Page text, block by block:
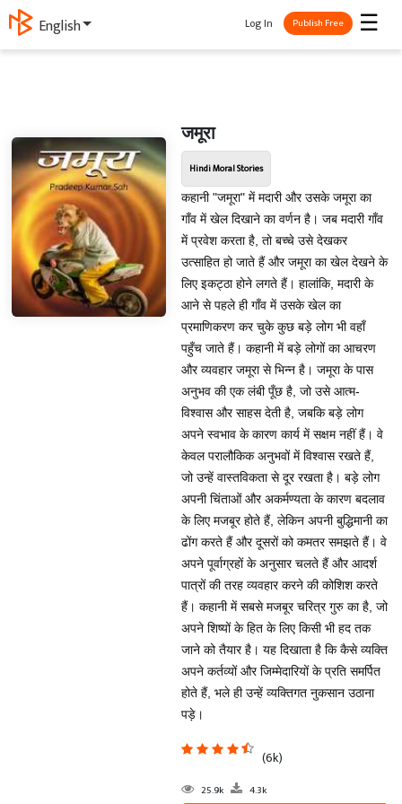
ગુજરાતી ☰
Log In Publish Free
जमूरा
Hindi Moral Stories
कहानी "जमूरा" में मदारी और उसके जमूरा का
गाँव में खेल दिखाने का वर्णन है। जब मदारी गाँव
में प्रवेश करता है, तो बच्चे उसे देखकर
उत्साहित हो जाते हैं और जमूरा का खेल देखने के
लिए इकट्ठा होने लगते हैं। हालांकि, मदारी के
आने से पहले ही गाँव में उसके खेल का
प्रमाणिकरण कर चुके कुछ बड़े लोग भी वहाँ
पहुँच जाते हैं। कहानी में बड़े लोगों का आचरण
और व्यवहार जमूरा से भिन्न है। जमूरा के पास
अनुभव की एक लंबी पूँछ है, जो उसे आत्म-
विश्वास और साहस देती है, जबकि बड़े लोग
अपने स्वभाव के कारण कार्य में सक्षम नहीं हैं। वे
केवल परालौकिक अनुभवों में विश्वास रखते हैं,
जो उन्हें वास्तविकता से दूर रखता है। बड़े लोग
अपनी चिंताओं और अकर्मण्यता के कारण बदलाव
के लिए मजबूर होते हैं, लेकिन अपनी बुद्धिमानी का
ढोंग करते हैं और दूसरों को कमतर समझते हैं। वे
अपने पूर्वाग्रहों के अनुसार चलते हैं और आदर्श
पात्रों की तरह व्यवहार करने की कोशिश करते
हैं। कहानी में सबसे मजबूर चरित्र गुरु का है, जो
अपने शिष्यों के हित के लिए किसी भी हद तक
जाने को तैयार है। यह दिखाता है कि कैसे व्यक्ति
अपने कर्तव्यों और जिम्मेदारियों के प्रति समर्पित
होते हैं, भले ही उन्हें व्यक्तिगत नुकसान उठाना
पड़े।
(6k)
25.9k 4.3k